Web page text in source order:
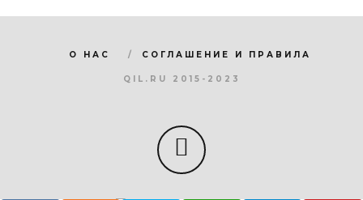
О НАС СОГЛАШЕНИЕ И ПРАВИЛА
QIL.RU 2015-2023